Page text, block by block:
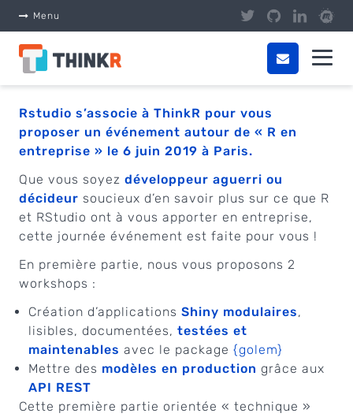
Menu
Rstudio s’associe à ThinkR pour vous
proposer un événement autour de « R en
entreprise » le 6 juin 2019 à Paris.
Que vous soyez développeur aguerri ou
décideur soucieux d’en savoir plus sur ce que R
et RStudio ont à vous apporter en entreprise,
cette journée événement est faite pour vous !
En première partie, nous vous proposons 2
workshops :
Création d’applications Shiny modulaires,
lisibles, documentées, testées et
maintenables avec le package {golem}
Mettre des modèles en production grâce aux
API REST
Cette première partie orientée « technique »
Panneau de gestion des cookies